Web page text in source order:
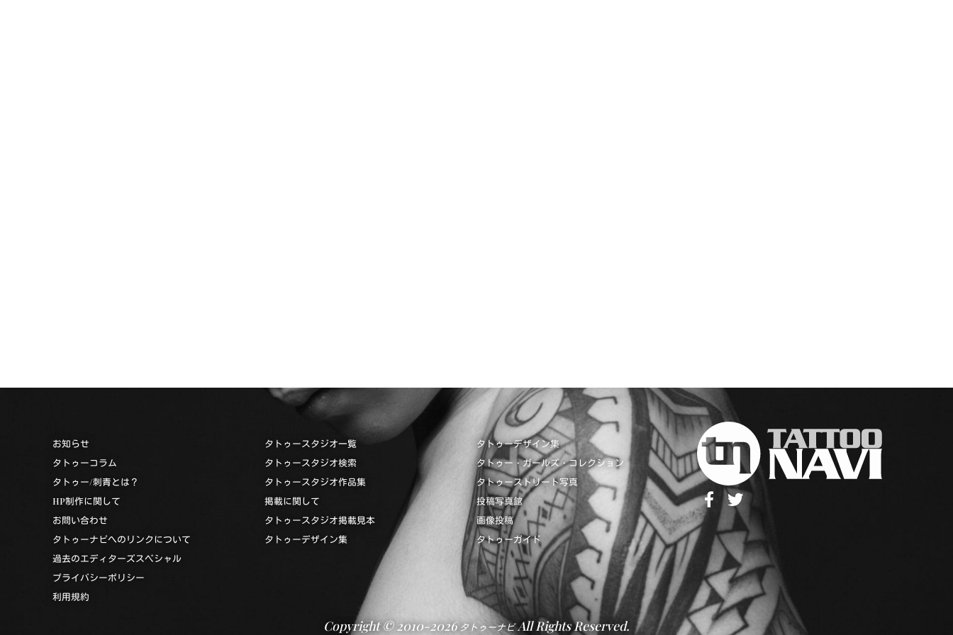
お知らせ
タトゥーコラム
タトゥー/刺青とは？
HP制作に関して
お問い合わせ
タトゥーナビへのリンクについて
過去のエディターズスペシャル
プライバシーポリシー
利用規約
タトゥースタジオ一覧
タトゥースタジオ検索
タトゥースタジオ作品集
掲載に関して
タトゥースタジオ掲載見本
タトゥーデザイン集
タトゥーデザイン集
タトゥー・ガールズ・コレクション
タトゥーストリート写真
投稿写真館
画像投稿
タトゥーガイド
Copyright © 2010-2026タトゥーナビAll Rights Reserved.